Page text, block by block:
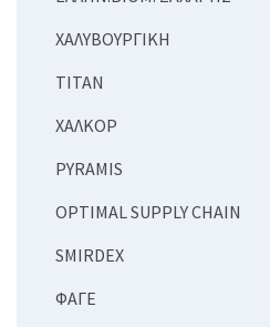
ΧΑΛΥΒΟΥΡΓΙΚΗ
ΤΙΤΑΝ
ΧΑΛΚΟΡ
PYRAMIS
OPTIMAL SUPPLY CHAIN
SMIRDEX
ΦΑΓΕ